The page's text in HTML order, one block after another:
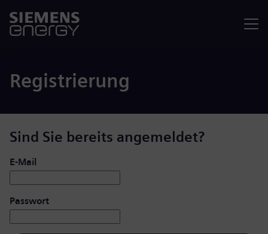
Registrierung
Sind Sie bereits angemeldet?
Login: Benutzer und Passwort
E-Mail
Passwort